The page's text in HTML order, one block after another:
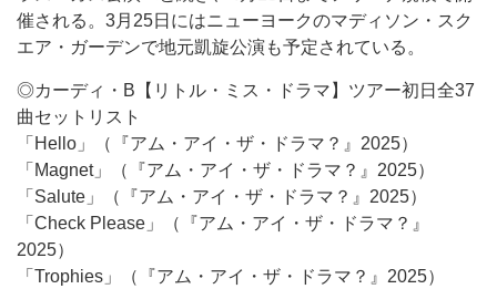
催される。3月25日にはニューヨークのマディソン・スク
エア・ガーデンで地元凱旋公演も予定されている。
◎カーディ・B【リトル・ミス・ドラマ】ツアー初日全37
曲セットリスト
「Hello」（『アム・アイ・ザ・ドラマ？』2025）
「Magnet」（『アム・アイ・ザ・ドラマ？』2025）
「Salute」（『アム・アイ・ザ・ドラマ？』2025）
「Check Please」（『アム・アイ・ザ・ドラマ？』
2025）
「Trophies」（『アム・アイ・ザ・ドラマ？』2025）